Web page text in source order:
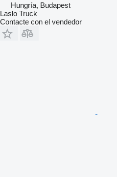
Hungría, Budapest
Laslo Truck
Contacte con el vendedor